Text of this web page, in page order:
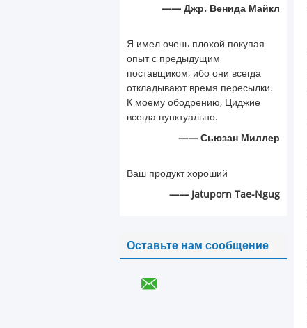
—— Джр. Венида Майкл
Я имел очень плохой покупая
опыт с предыдущим
поставщиком, ибо они всегда
откладывают время пересылки.
К моему ободрению, Циджие
всегда пунктуально.
—— Сьюзан Миллер
Ваш продукт хороший
—— Jatuporn Tae-Ngug
Оставьте нам сообщение